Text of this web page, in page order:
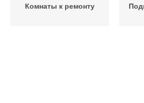
Комнаты к ремонту